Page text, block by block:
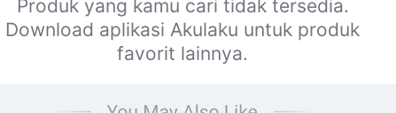
Produk yang kamu cari tidak tersedia.
Download aplikasi Akulaku untuk produk
favorit lainnya.